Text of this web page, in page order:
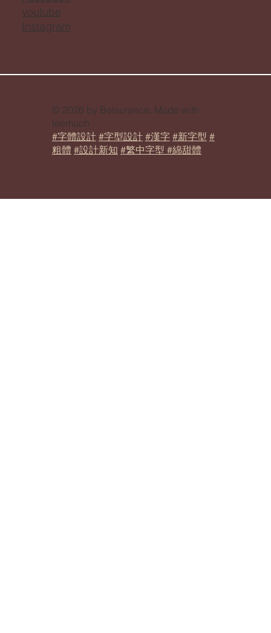
youtube
Instagram
© 2026 by Belsurance. Made with
leemuch
#字體設計 #字型設計 #漢字 #新字型 #
粗體 #設計新知 #繁中字型 #綿甜體